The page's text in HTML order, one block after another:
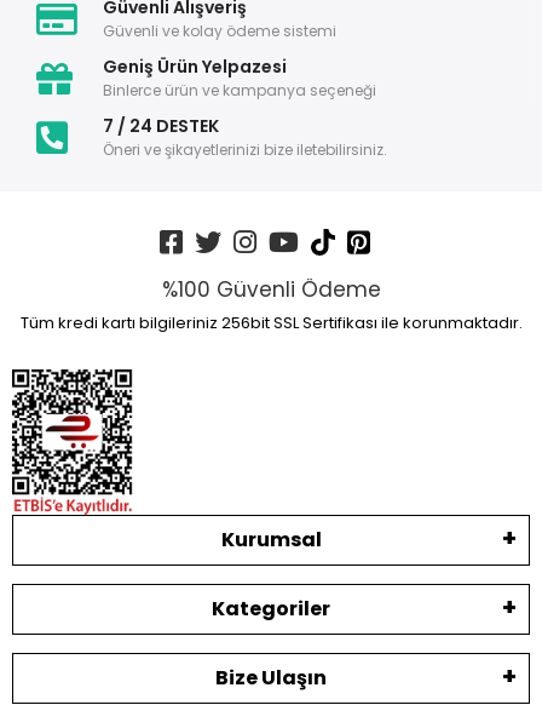
Güvenli Alışveriş
Güvenli ve kolay ödeme sistemi
Geniş Ürün Yelpazesi
Binlerce ürün ve kampanya seçeneği
7 / 24 DESTEK
Öneri ve şikayetlerinizi bize iletebilirsiniz.
%100 Güvenli Ödeme
Tüm kredi kartı bilgileriniz 256bit SSL Sertifikası ile korunmaktadır.
Kurumsal
Kategoriler
Bize Ulaşın